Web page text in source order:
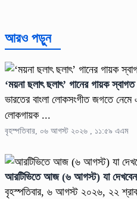
আরও পড়ুন
‘ময়না ছলাৎ ছলাৎ’ গানের গায়ক
ভারতের বাংলা লোকসংগীত জগতে
লোকগায়ক ...
বৃহস্পতিবার, ০৬ আগস্ট ২০২৬ , ১১:৫৯ এএম
আরটিভিতে আজ (৬ আগস্ট) যা দেখবেন
বৃহস্পতিবার, ৬ আগস্ট ২০২৬, ২২